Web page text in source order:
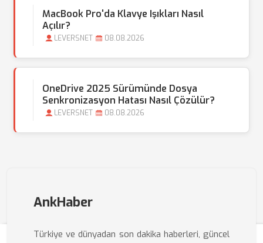
MacBook Pro'da Klavye Işıkları Nasıl
Açılır?
LEVERSNET 08.08.2026
OneDrive 2025 Sürümünde Dosya
Senkronizasyon Hatası Nasıl Çözülür?
LEVERSNET 08.08.2026
AnkHaber
Türkiye ve dünyadan son dakika haberleri, güncel